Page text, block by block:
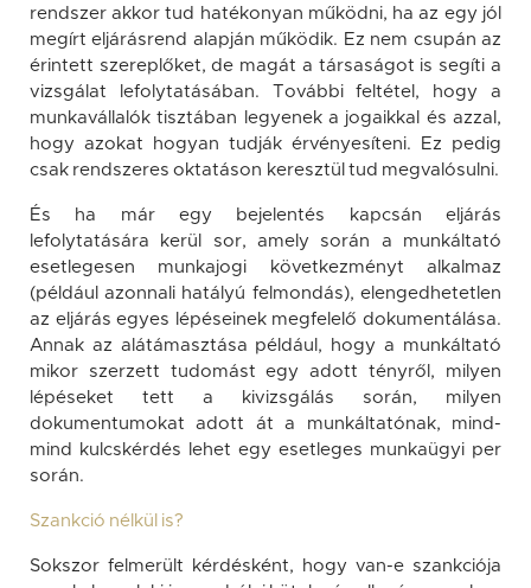
rendszer akkor tud hatékonyan működni, ha az egy jól
megírt eljárásrend alapján működik. Ez nem csupán az
érintett szereplőket, de magát a társaságot is segíti a
vizsgálat lefolytatásában. További feltétel, hogy a
munkavállalók tisztában legyenek a jogaikkal és azzal,
hogy azokat hogyan tudják érvényesíteni. Ez pedig
csak rendszeres oktatáson keresztül tud megvalósulni.
És ha már egy bejelentés kapcsán eljárás
lefolytatására kerül sor, amely során a munkáltató
esetlegesen munkajogi következményt alkalmaz
(például azonnali hatályú felmondás), elengedhetetlen
az eljárás egyes lépéseinek megfelelő dokumentálása.
Annak az alátámasztása például, hogy a munkáltató
mikor szerzett tudomást egy adott tényről, milyen
lépéseket tett a kivizsgálás során, milyen
dokumentumokat adott át a munkáltatónak, mind-
mind kulcskérdés lehet egy esetleges munkaügyi per
során.
Szankció nélkül is?
Sokszor felmerült kérdésként, hogy van-e szankciója